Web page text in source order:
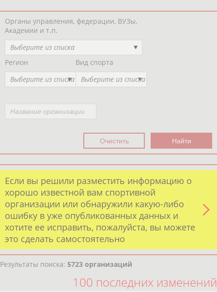
Органы управления, федерации, ВУЗы,
Академии и т.п.
Выберите из списка
Регион
Выберите из списка
Вид спорта
Выберите из списка
Если вы решили разместить информацию о
хорошо известной вам спортивной
организации или обнаружили какую-либо
ошибку в уже опубликованных данных и
хотите ее исправить, пожалуйста, вы можете
это сделать самостоятельно
Результаты поиска: 5723 организаций
100 последних изменений